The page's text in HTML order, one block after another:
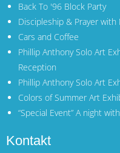
Back To '96 Block Party
Discipleship & Prayer
Cars and Coffee
Phillip Anthony Solo Art
Reception
Phillip Anthony Solo Art
Colors of Summer Art
“Special Event” A night
Kontakt